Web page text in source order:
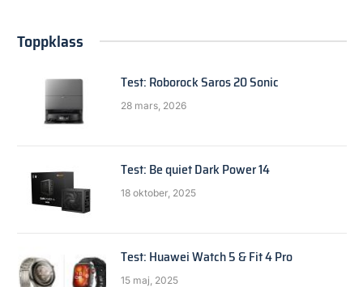
Toppklass
Test: Roborock Saros 20 Sonic
28 mars, 2026
Test: Be quiet Dark Power 14
18 oktober, 2025
Test: Huawei Watch 5 & Fit 4 Pro
15 maj, 2025